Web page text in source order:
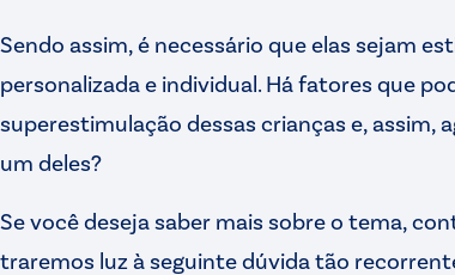
Sendo assim, é necessário que elas sejam
personalizada e individual. Há fatores que
superestimulação dessas crianças e, assim,
um deles?
Se você deseja saber mais sobre o tema,
traremos luz à seguinte dúvida tão